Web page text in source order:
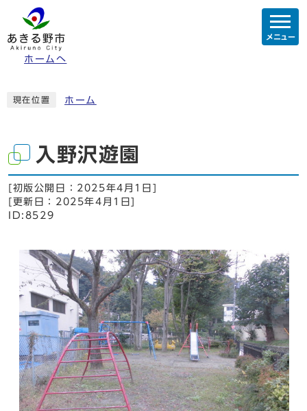
ホームへ
メニュー
現在位置 ホーム
入野沢遊園
[初版公開日： 2025年4月1日
[更新日： 2025年4月1日
ID:8529